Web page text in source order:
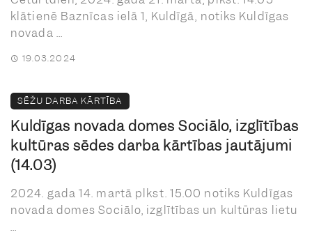
klātienē Baznīcas ielā 1, Kuldīgā, notiks Kuldīgas
novada ...
19.03.2024
SĒŽU DARBA KĀRTĪBA
Kuldīgas novada domes Sociālo, izglītības
kultūras sēdes darba kārtības jautājumi
(14.03)
2024. gada 14. martā plkst. 15.00 notiks Kuldīgas
novada domes Sociālo, izglītības un kultūras lietu
...